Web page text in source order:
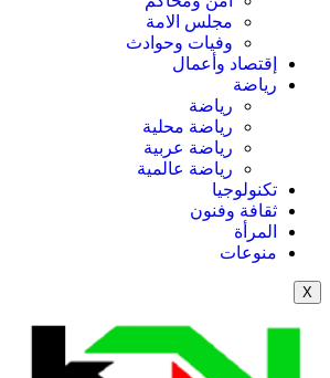
مجلس الامة
وفيات وحوادث
إقتصاد وأعمال
رياضة
رياضة
رياضة محلية
رياضة عربية
رياضة عالمية
تكنولوجيا
ثقافة وفنون
المرأة
منوعات
X